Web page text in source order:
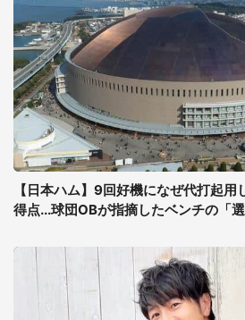
【日本ハム】9回好機になぜ代打起
得点...球団OBが指摘したベンチの「選